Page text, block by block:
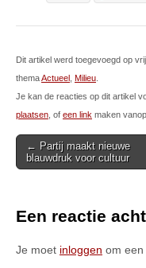
Dit artikel werd toegevoegd op
themaActueel Milieu
Je kan de reacties op dit artikel
plaatsen , of een link maken
Post
navigation
← Partij maakt nieuwe
blauwdruk voor cultuur
Een reactie
Je moet inloggen om een